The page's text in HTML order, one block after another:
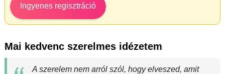
Ingyenes regisztráció
Mai kedvenc szerelmes idézetem
A szerelem nem arról szól, hogy elveszed, amit